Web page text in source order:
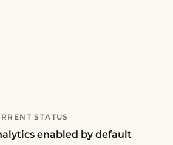
STATUS
enabled by default